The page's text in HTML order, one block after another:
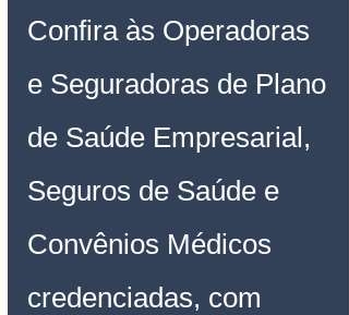
Confira às Operadoras
e Seguradoras de Plano
de Saúde Empresarial,
Seguros de Saúde e
Convênios Médicos
credenciadas, com